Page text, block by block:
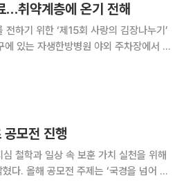
…취약계층에 온기 전해
하기 위한 ‘제15회 사랑의 김장나누기’
지역사
모전 진행
철학과 일상 속 보훈 가치 실천을 위해
넘어 함